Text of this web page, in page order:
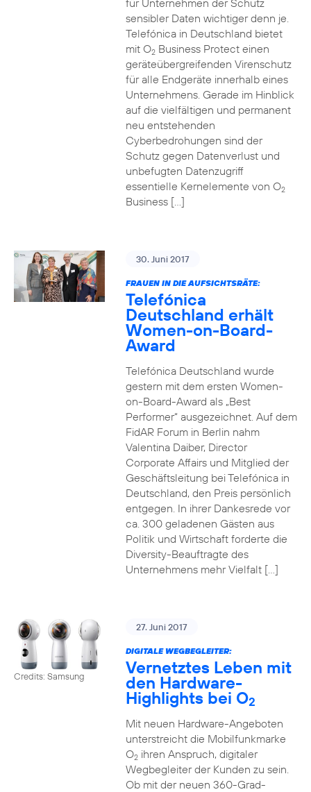
für Unternehmen der Schutz
sensibler Daten wichtiger denn je.
Telefónica in Deutschland bietet
mit O2Business Protect einen
geräteübergreifenden Virenschutz
für alle Endgeräte innerhalb eines
Unternehmens. Gerade im Hinblick
auf die vielfältigen und permanent
neu entstehenden
Cyberbedrohungen sind der
Schutz gegen Datenverlust und
unbefugten Datenzugriff
essentielle Kernelemente von O2
Business […]
30. Juni 2017
FRAUEN IN DIE AUFSICHTSRÄTE:
Telefónica
Deutschland erhält
Women-on-Board-
Award
Telefónica Deutschland wurde
gestern mit dem ersten Women-
on-Board-Award als „Best
Performer“ ausgezeichnet. Auf dem
FidAR Forum in Berlin nahm
Valentina Daiber, Director
Corporate Affairs und Mitglied der
Geschäftsleitung bei Telefónica in
Deutschland, den Preis persönlich
entgegen. In ihrer Dankesrede vor
ca. 300 geladenen Gästen aus
Politik und Wirtschaft forderte die
Diversity-Beauftragte des
Unternehmens mehr Vielfalt […]
Credits: Samsung
27. Juni 2017
DIGITALE WEGBEGLEITER:
Vernetztes Leben mit
den Hardware-
Highlights bei O2
Mit neuen Hardware-Angeboten
unterstreicht die Mobilfunkmarke
O2ihren Anspruch, digitaler
Wegbegleiter der Kunden zu sein.
Ob mit der neuen 360-Grad-